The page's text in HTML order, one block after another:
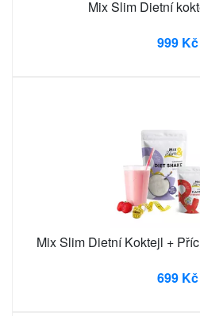
Mix Slim Dietní
999 Kč
Mix Slim Dietní Koktejl +
699 Kč